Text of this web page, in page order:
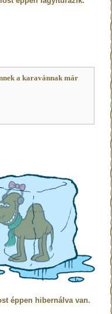
a karavánnak már
éppen hibernálva van.